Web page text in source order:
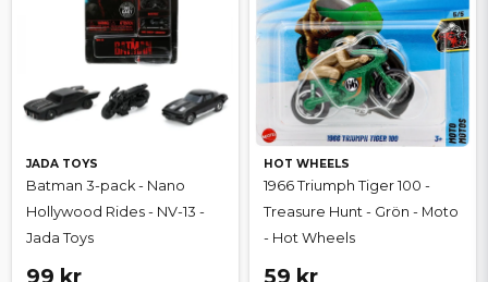
JADA TOYS
Batman 3-pack - Nano
Hollywood Rides - NV-13 -
Jada Toys
99 kr
HOT WHEELS
1966 Triumph Tiger 100 -
Treasure Hunt - Grön - Moto
- Hot Wheels
59 kr